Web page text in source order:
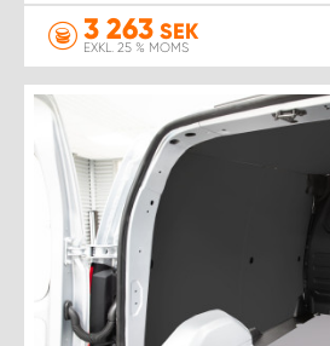
3 263 SEK
EXKL. 25 % MOMS